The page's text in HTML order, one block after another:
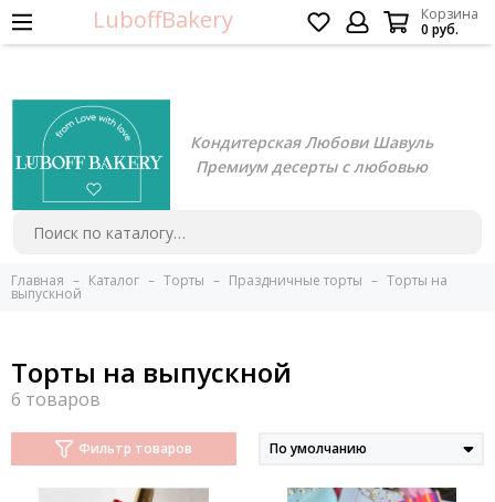
Кондитерская Любови Шавуль
Премиум десерты с любовью
LuboffBakery
Корзина
0 руб.
Главная Каталог Торты Праздничные торты Торты на
выпускной
Торты на выпускной
Фильтр товаров